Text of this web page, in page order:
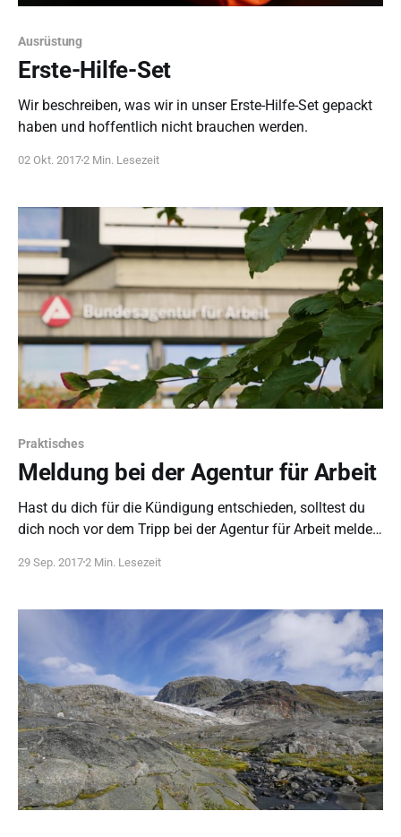
Ausrüstung
Erste-Hilfe-Set
Wir beschreiben, was wir in unser Erste-Hilfe-Set gepackt
haben und hoffentlich nicht brauchen werden.
02 Okt. 20172 Min. Lesezeit
Praktisches
Meldung bei der Agentur für Arbeit
Hast du dich für die Kündigung entschieden, solltest du
dich noch vor dem Tripp bei der Agentur für Arbeit melden,
29 Sep. 20172 Min. Lesezeit